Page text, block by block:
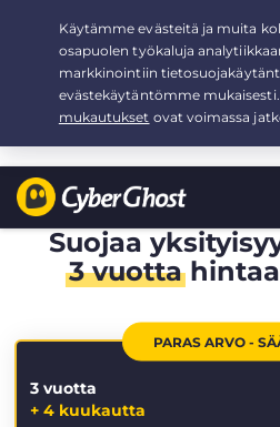
Your choice:The Best Deal for
/month
Suojaa
3 vuotta
PARAS ARVO -
3 vuotta
+ 4 kuukautta